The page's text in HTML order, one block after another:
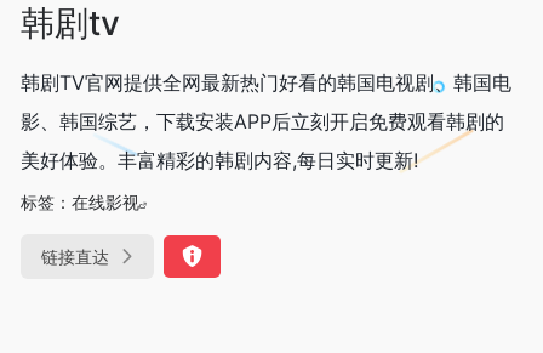
韩剧tv
韩剧TV官网提供全网最新热门好看的韩国电视剧、韩国电
影、韩国综艺，下载安装APP后立刻开启免费观看韩剧的
美好体验。丰富精彩的韩剧内容,每日实时更新!
标签： 在线影视
链接直达